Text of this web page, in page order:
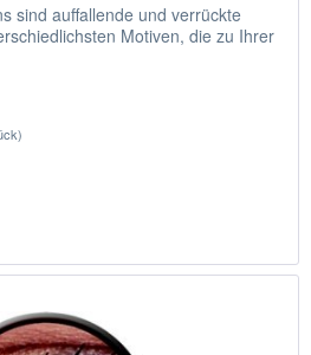
sind auffallende und verrückte
Motiven, die zu Ihrer